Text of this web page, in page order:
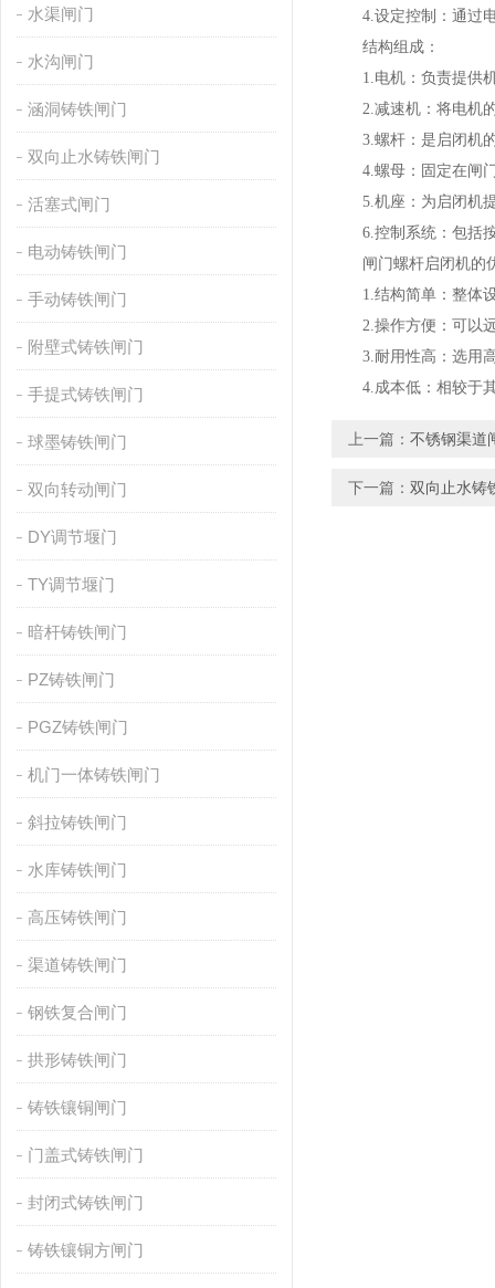
水渠闸门
水沟闸门
涵洞铸铁闸门
双向止水铸铁闸门
活塞式闸门
电动铸铁闸门
手动铸铁闸门
附壁式铸铁闸门
手提式铸铁闸门
球墨铸铁闸门
双向转动闸门
DY调节堰门
TY调节堰门
暗杆铸铁闸门
PZ铸铁闸门
PGZ铸铁闸门
机门一体铸铁闸门
斜拉铸铁闸门
水库铸铁闸门
高压铸铁闸门
渠道铸铁闸门
钢铁复合闸门
拱形铸铁闸门
铸铁镶铜闸门
门盖式铸铁闸门
封闭式铸铁闸门
铸铁镶铜方闸门
4.设定控制：通过电
结构组成：
1.电机：负责提供机
2.减速机：将电机的
3.螺杆：是启闭机的
4.螺母：固定在闸门
5.机座：为启闭机提
6.控制系统：包括按
闸门螺杆启闭机的
1.结构简单：整体设
2.操作方便：可以远
3.耐用性高：选用高
4.成本低：相较于其
上一篇： 不锈钢渠道
下一篇： 双向止水铸